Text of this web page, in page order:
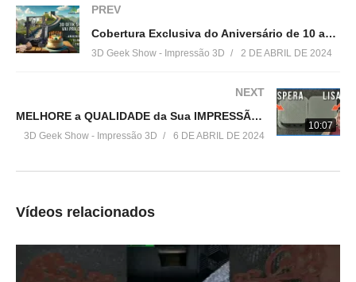
CUSTOMIZADA?
18 de setembro de 2021
Em "Acabamento em
PREV
Cobertura Exclusiva do Aniversário de 10 anos Creality!
3D Geek Show - Impressão 3D 2 DE ABRIL DE 2024
10:07
NEXT
MELHORE a QUALIDADE da Sua IMPRESSÃO 3D com Este AJUSTE SIMPLES!
3D Geek Show - Impressão 3D 6 DE ABRIL DE 2024
Vídeos relacionados